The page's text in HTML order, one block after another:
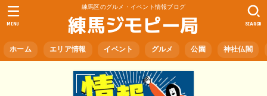
練馬区のグルメ・イベント情報ブログ
練馬ジモピー局
ホーム エリア情報 イベント グルメ 公園 神社仏閣
SEARCH
MENU